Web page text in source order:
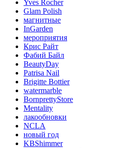
Yves Rocher
Glam Polish
магнитные
InGarden
мероприятия
Крис Райт
Фабий Байл
BeautyDay
Patrisa Nail
Brigitte Bottier
watermarble
BornprettyStore
Mentality
лакообновки
NCLA
новый год
KBShimmer